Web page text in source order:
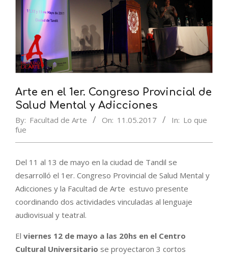
Arte en el 1er. Congreso Provincial de
Salud Mental y Adicciones
By: Facultad de Arte On: 11.05.2017 In: Lo que
fue
Del 11 al 13 de mayo en la ciudad de Tandil se
desarrolló el 1er. Congreso Provincial de Salud Mental y
Adicciones y la Facultad de Arte estuvo presente
coordinando dos actividades vinculadas al lenguaje
audiovisual y teatral.
El viernes 12 de mayo a las 20hs en el Centro
Cultural Universitario se proyectaron 3 cortos